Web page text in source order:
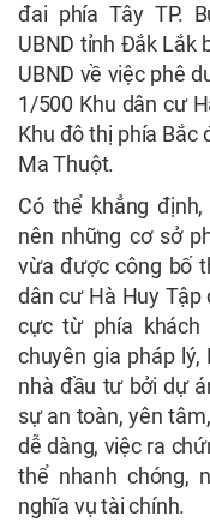
đai phía Tây TP.
UBND tỉnh Đắk Lắk
UBND về việc phê
1/500 Khu dân cư
Khu đô thị phía Bắc
Ma Thuột.
Có thể khẳng
nên những cơ sở
vừa được công bố
dân cư Hà Huy
cực từ phía
chuyên gia pháp
nhà đầu tư bởi dự
sự an toàn, yên
dễ dàng, việc ra
thể nhanh chóng,
nghĩa vụ tài chính.